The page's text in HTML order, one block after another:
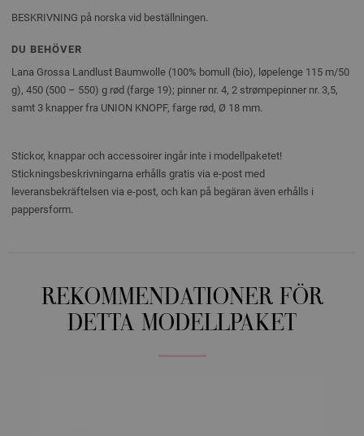
BESKRIVNING på norska vid beställningen.
DU BEHÖVER
Lana Grossa Landlust Baumwolle (100% bomull (bio), løpelenge 115 m/50
g), 450 (500 – 550) g rød (farge 19); pinner nr. 4, 2 strømpepinner nr. 3,5,
samt 3 knapper fra UNION KNOPF, farge rød, Ø 18 mm.
Stickor, knappar och accessoirer ingår inte i modellpaketet!
Stickningsbeskrivningarna erhålls gratis via e-post med
leveransbekräftelsen via e-post, och kan på begäran även erhålls i
pappersform.
REKOMMENDATIONER FÖR
DETTA MODELLPAKET